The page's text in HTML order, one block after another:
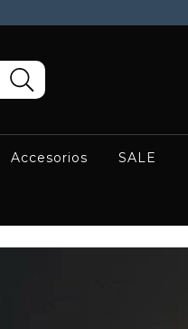
Accesorios SALE